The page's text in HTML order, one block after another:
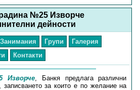
№25 Изворче
дейности
Занимания Групи
Галерия
Контакти
Изворче, Банкя предлага различни
записването за които е по желание на